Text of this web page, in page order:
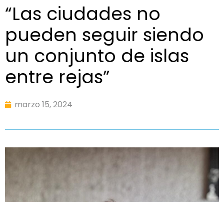
“Las ciudades no
pueden seguir siendo
un conjunto de islas
entre rejas”
marzo 15, 2024